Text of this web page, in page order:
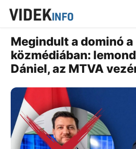
Megindult a dominó a
közmédiában:
Dániel, az MTVA